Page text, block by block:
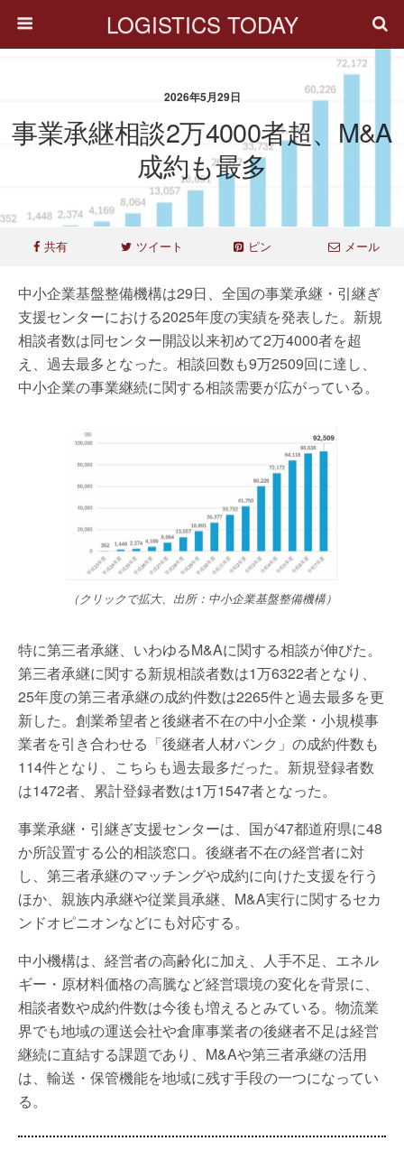
LOGISTICS TODAY
2026年5月29日
事業承継相談2万4000者超、M&A
成約も最多
共有 ツイート ピン メール
中小企業基盤整備機構は29日、全国の事業承継・引継ぎ
支援センターにおける2025年度の実績を発表した。新規
相談者数は同センター開設以来初めて2万4000者を超
え、過去最多となった。相談回数も9万2509回に達し、
中小企業の事業継続に関する相談需要が広がっている。
（クリックで拡大、出所：中小企業基盤整備機構）
特に第三者承継、いわゆるM&Aに関する相談が伸びた。
第三者承継に関する新規相談者数は1万6322者となり、
25年度の第三者承継の成約件数は2265件と過去最多を更
新した。創業希望者と後継者不在の中小企業・小規模事
業者を引き合わせる「後継者人材バンク」の成約件数も
114件となり、こちらも過去最多だった。新規登録者数
は1472者、累計登録者数は1万1547者となった。
事業承継・引継ぎ支援センターは、国が47都道府県に48
か所設置する公的相談窓口。後継者不在の経営者に対
し、第三者承継のマッチングや成約に向けた支援を行う
ほか、親族内承継や従業員承継、M&A実行に関するセカ
ンドオピニオンなどにも対応する。
中小機構は、経営者の高齢化に加え、人手不足、エネル
ギー・原材料価格の高騰など経営環境の変化を背景に、
相談者数や成約件数は今後も増えるとみている。物流業
界でも地域の運送会社や倉庫事業者の後継者不足は経営
継続に直結する課題であり、M&Aや第三者承継の活用
は、輸送・保管機能を地域に残す手段の一つになってい
る。